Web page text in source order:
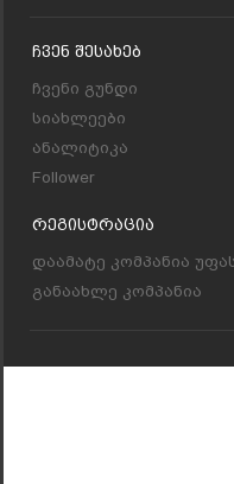
Ჩვენ Შესახებ
ჩვენი გუნდი
სიახლეები
ანალიტიკა
Follower
Რეგისტრაცია
დაამატე კომპანია
განაახლე კომპანია